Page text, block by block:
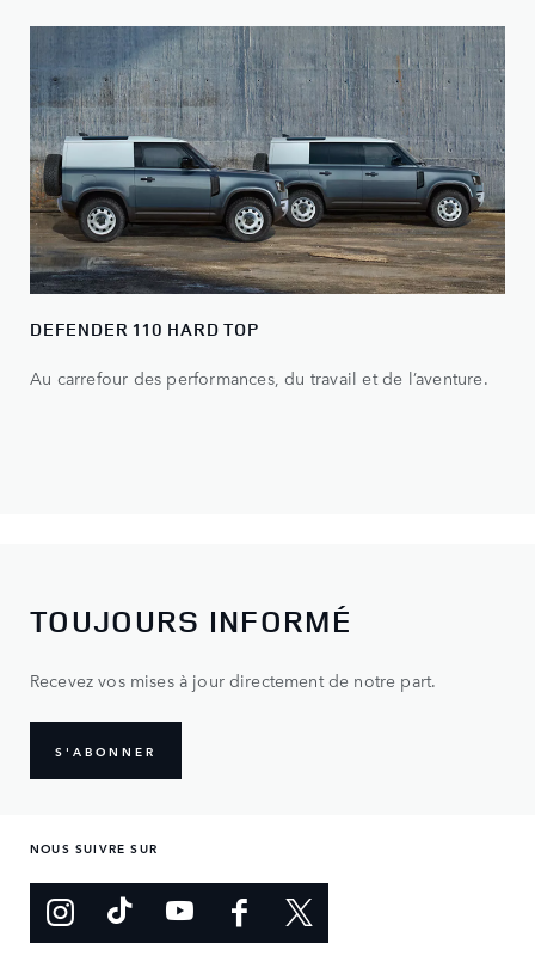
DEFENDER 110 HARD TOP
Au carrefour des performances, du travail et de l’aventure.
TOUJOURS INFORMÉ
Recevez vos mises à jour directement de notre part.
S'ABONNER
NOUS SUIVRE SUR